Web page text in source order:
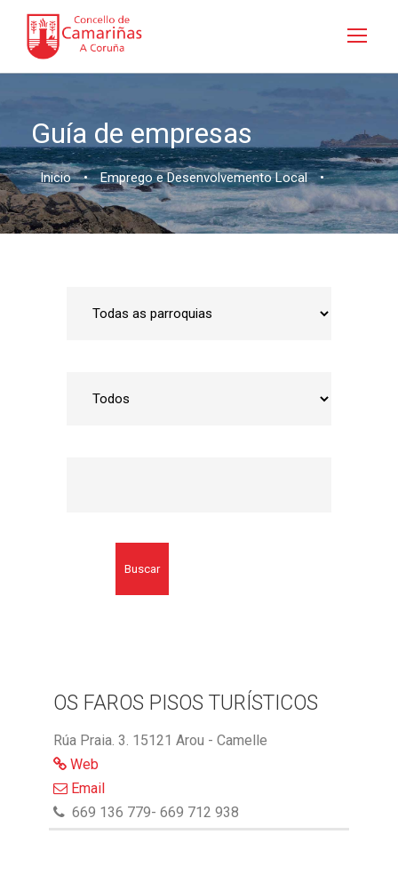
Guía de empresas
Inicio • Emprego e Desenvolvemento Local •
Buscar
OS FAROS PISOS TURÍSTICOS
Rúa Praia. 3. 15121 Arou - Camelle
Web
Email
669 136 779- 669 712 938